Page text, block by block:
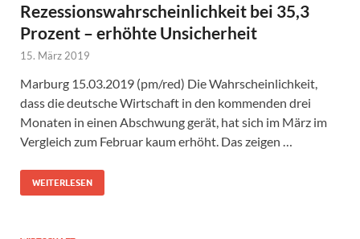
Rezessionswahrscheinlichkeit bei 35,3
Prozent – erhöhte Unsicherheit
15. März 2019
Marburg 15.03.2019 (pm/red) Die Wahrscheinlichkeit,
dass die deutsche Wirtschaft in den kommenden drei
Monaten in einen Abschwung gerät, hat sich im März im
Vergleich zum Februar kaum erhöht. Das zeigen …
WEITERLESEN